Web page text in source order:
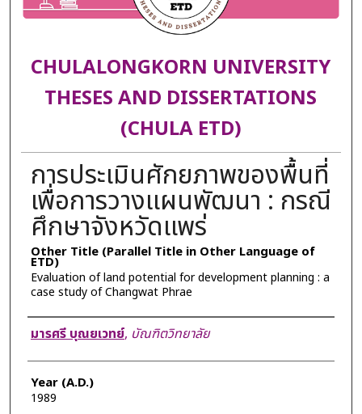
CHULALONGKORN UNIVERSITY
THESES AND DISSERTATIONS
(CHULA ETD)
การประเมินศักยภาพของพื้นที่
เพื่อการวางแผนพัฒนา : กรณี
ศึกษาจังหวัดแพร่
Other Title (Parallel Title in Other Language of
ETD)
Evaluation of land potential for development planning : a
case study of Changwat Phrae
Author
มารศรี บุณยเวทย์, บัณฑิตวิทยาลัย
Year (A.D.)
1989